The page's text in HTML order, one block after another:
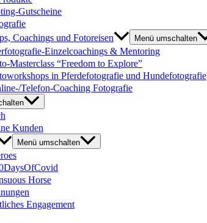
Gutscheine
Coachings und Fotoreisen
Menü umschalten
Einzelcoachings & Mentoring
Masterclass “Freedom to Explore”
in Pferdefotografie und Hundefotografie
Telefon-Coaching Fotografie
Kunden
Menü umschalten
Horse
Engagement